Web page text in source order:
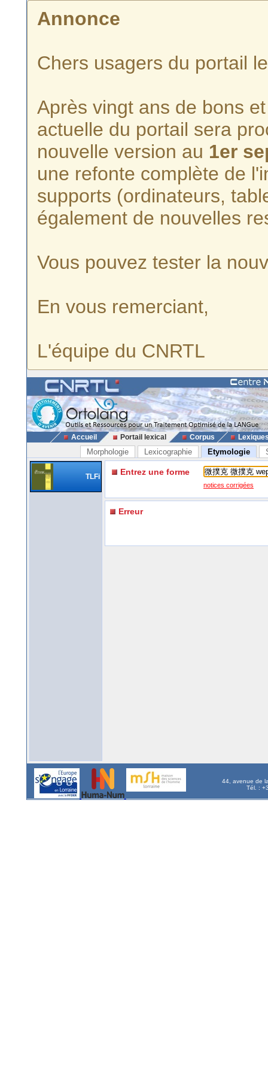
Annonce
Chers usagers du portail
Après vingt ans de bons
actuelle du portail sera
nouvelle version au 1er
une refonte complète de
supports (ordinateurs,
également de nouvelles
Vous pouvez tester la
En vous remerciant,
L'équipe du CNRTL
Accueil Portail lexical Corpus
Morphologie Lexicographie Etymologie
TLFi Entrez une forme
notices corrigées
Erreur
44, avenue de
Tél. :